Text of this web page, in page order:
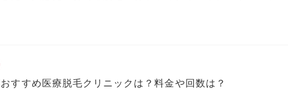
すすめ医療脱毛クリニックは？料金や回数は？